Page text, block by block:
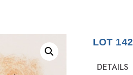
LOT 142
DETAILS